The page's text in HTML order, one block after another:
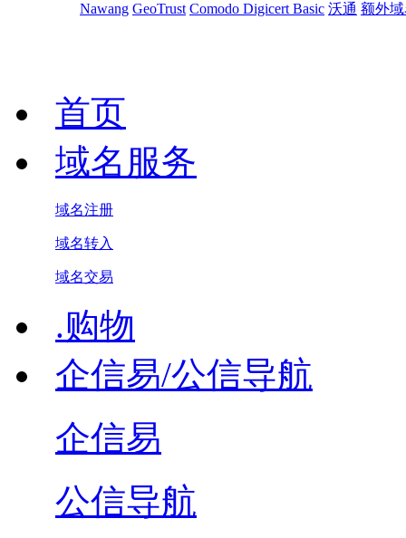
Nawang GeoTrust Comodo Digicert Basic 沃通 额外
首页
域名服务
域名注册
域名转入
域名交易
.购物
企信易/公信导航
企信易
公信导航